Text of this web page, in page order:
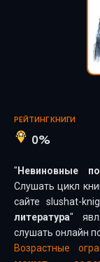
РЕЙТИНГ КНИГИ
0%
" Невиновные
Слушать цикл
сайте slushat-
литература"
слушать онлайн
Возрастные